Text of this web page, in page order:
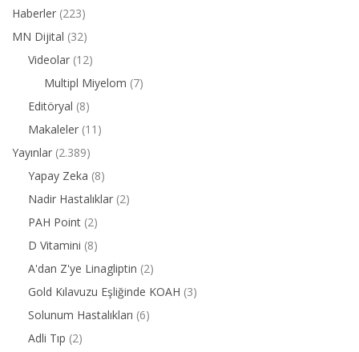
Haberler (223)
MN Dijital (32)
Videolar (12)
Multipl Miyelom (7)
Editöryal (8)
Makaleler (11)
Yayınlar (2.389)
Yapay Zeka (8)
Nadir Hastalıklar (2)
PAH Point (2)
D Vitamini (8)
A'dan Z'ye Linagliptin (2)
Gold Kılavuzu Eşliğinde KOAH (3)
Solunum Hastalıkları (6)
Adli Tıp (2)